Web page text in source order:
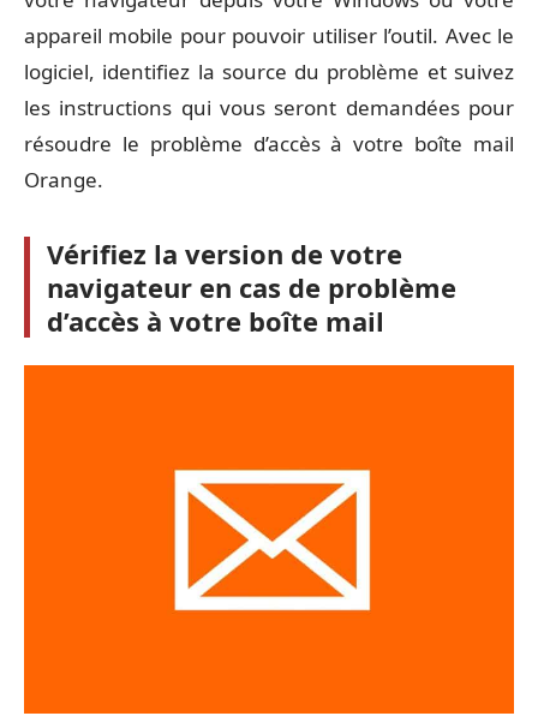
appareil mobile pour pouvoir utiliser l’outil. Avec le
logiciel, identifiez la source du problème et suivez
les instructions qui vous seront demandées pour
résoudre le problème d’accès à votre boîte mail
Orange.
Vérifiez la version de votre
navigateur en cas de problème
d’accès à votre boîte mail